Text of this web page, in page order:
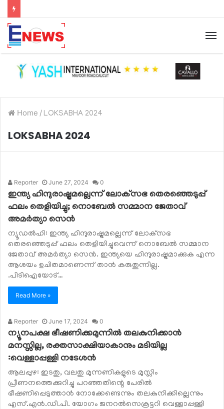
Home / LOKSABHA 2024
LOKSABHA 2024
Reporter June 27, 2024 0
ഇന്ത്യ ഹിന്ദുരാഷ്ട്രമല്ലെന്ന് ലോക്‌സഭ തെരഞ്ഞെടുപ്പ്
ഫലം തെളിയിച്ചു; നൊബേല്‍ സമ്മാന ജേതാവ്
അമര്‍ത്യാ സെന്‍
ന്യൂഡല്‍ഹി: ഇന്ത്യ ഹിന്ദുരാഷ്ട്രമല്ലെന്ന് ലോക്‌സഭ
തെരഞ്ഞെടുപ്പ് ഫലം തെളിയിച്ചുവെന്ന് നൊബേല്‍ സമ്മാന
ജേതാവ് അമര്‍ത്യാ സെന്‍. ഇന്ത്യയെ ഹിന്ദുരാഷ്ട്രമാക്കുക എന്ന
ആശയം ഉചിതമാണെന്ന് താന്‍ കരുതുന്നില്ല.
.പിടിഐയോട്…
Read More »
Reporter June 17, 2024 0
ന്യൂനപക്ഷ ഭീഷണിക്കമുന്നില്‍ തലകുനിക്കാന്‍
മനസ്സില്ല, രക്തസാക്ഷിയാകാനും മടിയില്ല
:വെള്ളാപ്പള്ളി നടേശന്‍
ആലപ്പുഴ: ഇടതു, വലതു മുന്നണികളുടെ മുസ്ലിം
പ്രീണനത്തെക്കുറിച്ചു പറഞ്ഞതിന്റെ പേരില്‍
ഭീഷണിപ്പെടുത്താന്‍ നോക്കേണ്ടെന്നും തലകുനിക്കില്ലെന്നും
എസ്.എന്‍.ഡി.പി. യോഗം ജനറല്‍സെക്രട്ടറി വെള്ളാപ്പള്ളി